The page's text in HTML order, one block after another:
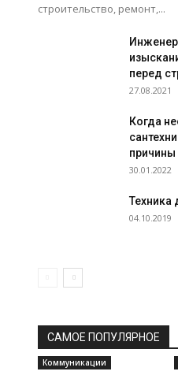
строительство, ремонт,...
перед
27.08.2021
Когда
причины
30.01.2022
Техника
04.10.2019
САМОЕ ПОПУЛЯРНОЕ
Коммуникации